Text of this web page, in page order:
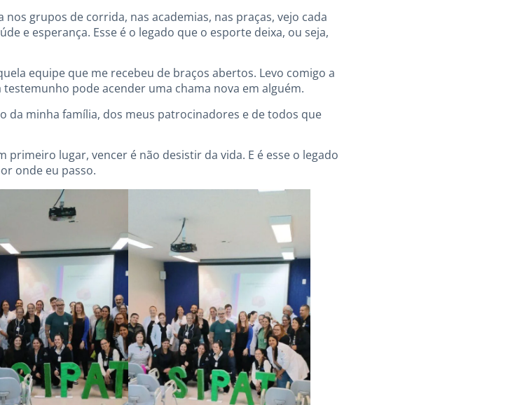
grupos de corrida, nas academias, nas praças, vejo cada
e esperança. Esse é o legado que o esporte deixa, ou seja,
equipe que me recebeu de braços abertos. Levo comigo a
pode acender uma chama nova em alguém.
da minha família, dos meus patrocinadores e de todos que
primeiro lugar, vencer é não desistir da vida. E é esse o legado
onde eu passo.